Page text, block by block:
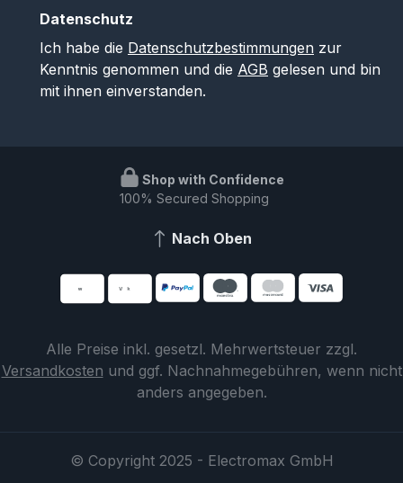
Datenschutz
Ich habe die Datenschutzbestimmungen zur
Kenntnis genommen und die AGB gelesen und bin
mit ihnen einverstanden.
Shop with Confidence
100% Secured Shopping
Nach Oben
Alle Preise inkl. gesetzl. Mehrwertsteuer zzgl.
Versandkosten und ggf. Nachnahmegebühren, wenn nicht
anders angegeben.
© Copyright 2025 - Electromax GmbH